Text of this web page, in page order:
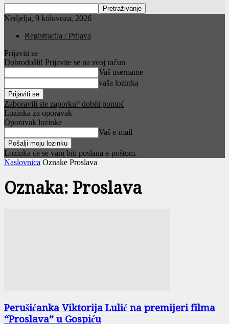
Nedjelja, 9 kolovoza, 2026
Registracija / Prijava
Prijaviti se
Dobrodošli! Prijavite se na svoj račun
Vaš username
vaša lozinka
Zaboravili ste zaporku? dobiti pomoć
Lozinka za oporavak
Oporavak lozinke
Vaš e-mail
Lozinka će se vam biti poslana e-poštom.
Naslovnica Oznake Proslava
Oznaka: Proslava
Perušićanka Viktorija Lulić na premijeri filma
“Proslava” u Gospiću